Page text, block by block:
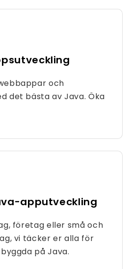
och
det bästa av Java. Öka
apputveckling
företag eller små och
vi täcker er alla för
på Java.